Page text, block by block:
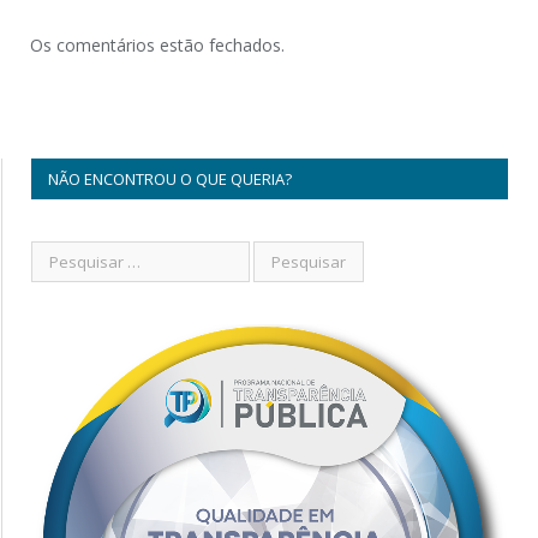
Os comentários estão fechados.
NÃO ENCONTROU O QUE QUERIA?